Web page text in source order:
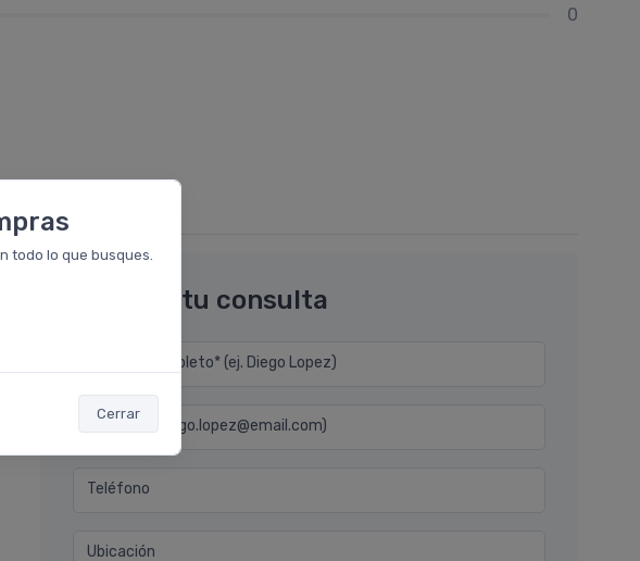
todo lo que busques.
Cerrar
0
Déjanos tu consulta
Nombre completo* (ej. Diego Lopez)
Email* (ej. diego.lopez@email.com)
Teléfono
Ubicación